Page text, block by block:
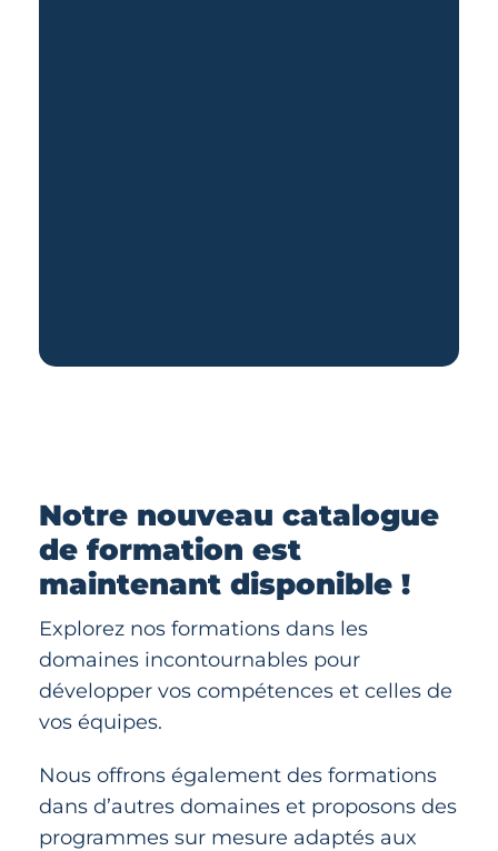
Notre nouveau catalogue
de formation est
maintenant disponible !
Explorez nos formations dans les
domaines incontournables pour
développer vos compétences et celles de
vos équipes.
Nous offrons également des formations
dans d’autres domaines et proposons des
programmes sur mesure adaptés aux